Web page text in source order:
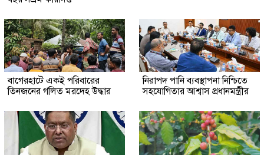
‎বাগেরহাটে একই পরিবারের
তিনজনের গলিত মরদেহ উদ্ধার
নিরাপদ পানি ব্যবস্থাপনা নিশ্চিতে
সহযোগিতার আশ্বাস প্রধানমন্ত্রীর